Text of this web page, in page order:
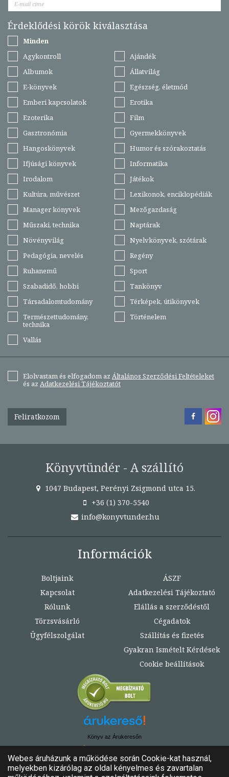
Érdeklődési körök kiválasztása
Minden
Agykontroll
Ajándék
Albumok
Állatvilág
E-könyvek
Egészség, életmód
Emberi kapcsolatok
Erotika
Ezoterika
Film
Gasztronómia
Gyermekkönyvek
Hangoskönyvek
Humor és szórakoztatás
Ifjúsági könyvek
Informatika
Irodalom
Játékok
Kultúra, művészet
Lexikonok, enciklopédiák
Manager könyvek
Mezőgazdaság
Műszaki, technika
Naptárak
Növényvilág
Nyelvkönyvek, szótárak
Pedagógia, nevelés
Regény
Ruhanemű
Sport
Szabadidő, hobbi
Tankönyv
Társadalomtudomány
Térképek, útikönyvek
Természettudomány,
technika
Történelem
Vallás
Elolvastam és elfogadom az Általános Szerződési Feltételeket
és az Adatkezelési Tájékoztatót
Feliratkozom
Könyvtündér - A szállító
1047 Budapest, Perényi Zsigmond utca 15.
+36 (1) 370-5540
info@konyvtunder.hu
Információk
Boltjaink
Kapcsolat
Rólunk
Törzsvásárló
Ügyfélszolgálat
ÁSZF
Adatkezelési Tájékoztató
Elállás a szerződéstől
Cégadatok
Szállítás és fizetés
Gyakran Ismételt Kérdések
Cookie beállítások
Könyv az Árukeresőn